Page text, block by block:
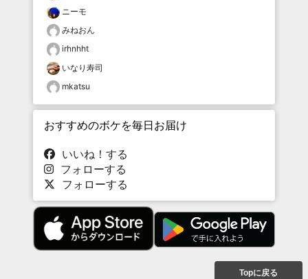
ニーモ
みねおん
irhnhht
いなり寿司
mkatsu
おすすめのボケを毎日お届け
いいね！する
フォローする
フォローする
Topに戻る